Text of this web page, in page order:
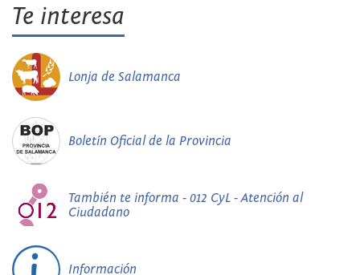
Te interesa
Lonja de Salamanca
Boletín Oficial de la Provincia
También te informa - 012 CyL - Atención al
Ciudadano
Información